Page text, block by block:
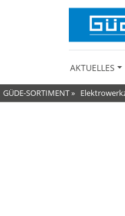
AKTUELLES
GÜDE-SORTIMENT»